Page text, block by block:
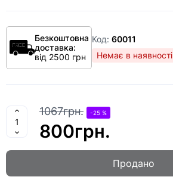
Безкоштовна
доставка:
від 2500 грн
Код: 60011
Немає в наявності
1067грн. -25 %
800грн.
Продано